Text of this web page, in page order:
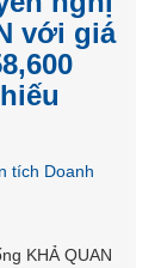
với giá
tích Doanh
KHẢ QUAN